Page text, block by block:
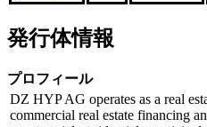
発行体情報
プロフィール
DZ HYP AG operates as a real
commercial real estate financing